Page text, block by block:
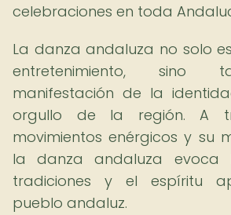
celebraciones en toda
La danza andaluza no solo
entretenimiento, sino
manifestación de la
orgullo de la región. A
movimientos enérgicos y su
la danza andaluza evoca
tradiciones y el espíritu
pueblo andaluz.